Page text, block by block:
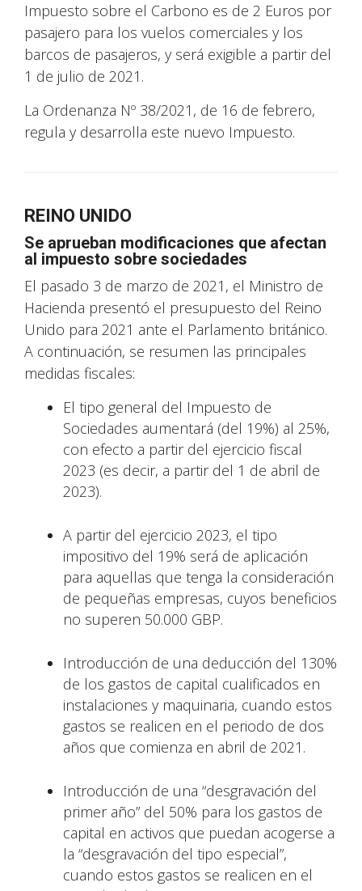
Impuesto sobre el Carbono es de 2 Euros por
pasajero para los vuelos comerciales y los
barcos de pasajeros, y será exigible a partir del
1 de julio de 2021.
La Ordenanza Nº 38/2021, de 16 de febrero,
regula y desarrolla este nuevo Impuesto.
REINO UNIDO
Se aprueban modificaciones que afectan
al impuesto sobre sociedades
El pasado 3 de marzo de 2021, el Ministro de
Hacienda presentó el presupuesto del Reino
Unido para 2021 ante el Parlamento británico.
A continuación, se resumen las principales
medidas fiscales:
El tipo general del Impuesto de
Sociedades aumentará (del 19%) al 25%,
con efecto a partir del ejercicio fiscal
2023 (es decir, a partir del 1 de abril de
2023).
A partir del ejercicio 2023, el tipo
impositivo del 19% será de aplicación
para aquellas que tenga la consideración
de pequeñas empresas, cuyos beneficios
no superen 50.000 GBP.
Introducción de una deducción del 130%
de los gastos de capital cualificados en
instalaciones y maquinaria, cuando estos
gastos se realicen en el periodo de dos
años que comienza en abril de 2021.
Introducción de una “desgravación del
primer año” del 50% para los gastos de
capital en activos que puedan acogerse a
la “desgravación del tipo especial”,
cuando estos gastos se realicen en el